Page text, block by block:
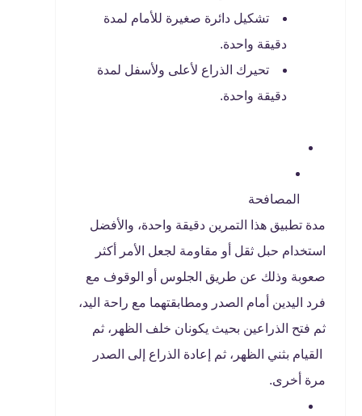
تشكيل دائرة صغيرة للأمام لمدة
دقيقة واحدة.
تحيرك الذراع لأعلى ولأسفل لمدة
دقيقة واحدة.
المصافحة
مدة تطبيق هذا التمرين دقيقة واحدة، والأفضل
استخدام حبل ثقل أو مقاومة لجعل الأمر أكثر
صعوبة وذلك عن طريق الجلوس أو الوقوف مع
فرد اليدين أمام الصدر ومطابقتهما مع راحة اليد،
ثم فتح الذراعين بحيث يكونان خلف الظهر، ثم
القيام بثني الظهر، ثم إعادة الذراع إلى الصدر
مرة أخرى.